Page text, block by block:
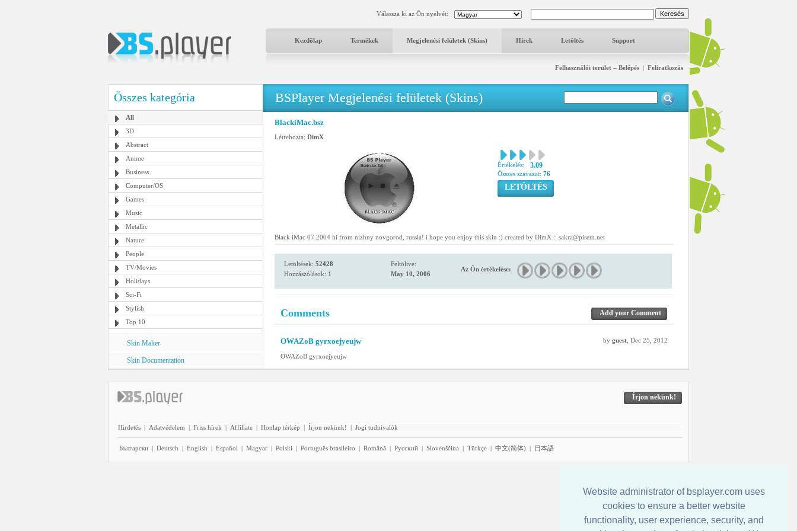
Website administrator of bsplayer.com uses
cookies to ensure a better website
functionality, user experience, security, and
Válassza ki az Ön nyelvét:
Kezdőlap Termékek Megjelenési felületek (Skins) Hírek Letöltés Support
Felhasználói terület – Belépés | Feliratkozás
Összes kategória
All
3D
Abstract
Anime
Business
Computer/OS
Games
Music
Metallic
Nature
People
TV/Movies
Holidays
Sci-Fi
Stylish
Top 10
Skin Maker
Skin Documentation
BSPlayer Megjelenési felületek (Skins)
BlackiMac.bsz
Létrehozta: DimX
Értékelés: 3.09
Összes szavazat: 76
LETÖLTÉS
Black iMac 07.2004 hi from nizhny novgorod, russia! i hope you enjoy this skin :) created by DimX :: sakra@pisem.net
Letöltések: 52428
Hozzászólások: 1
Feltöltve:
May 10, 2006
Az Ön értékelése:
Comments Add your Comment
OWAZoB gyrxoejyeujw by guest , Dec 25, 2012
OWAZoB gyrxoejyeujw
Írjon nekünk!
Hirdetés | Adatvédelem | Friss hírek | Affiliate | Honlap térkép | Írjon nekünk! | Jogi tudnivalók
Български | Deutsch | English | Español | Magyar | Polski | Português brasileiro | Română | Pyccĸий | Slovenščina | Türkçe | 中文(简体) | 日本語